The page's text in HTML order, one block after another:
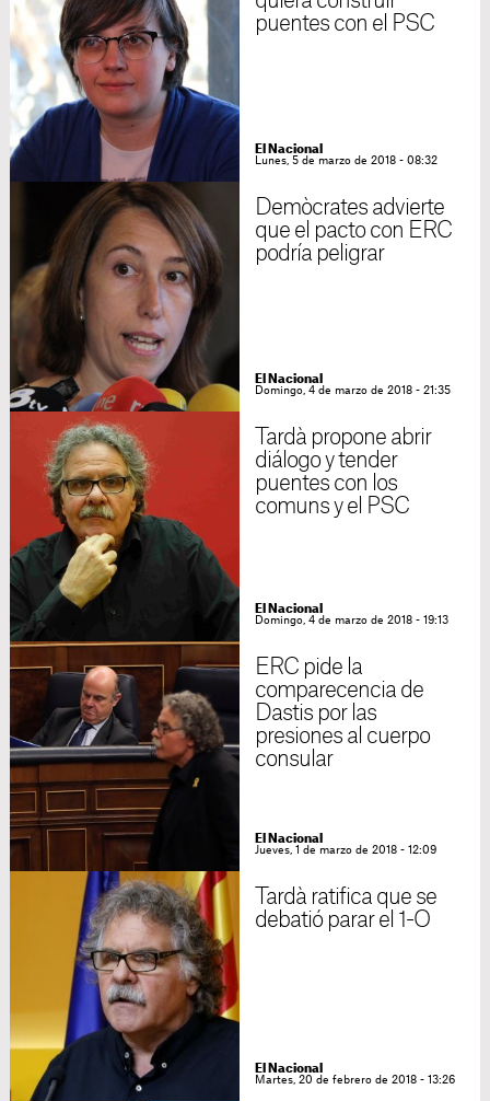
puentes con el PSC
El Nacional
Lunes, 5 de marzo de 2018 - 08:32
Demòcrates advierte
que el pacto con ERC
podría peligrar
El Nacional
Domingo, 4 de marzo de 2018 - 21:35
Tardà propone abrir
diálogo y tender
puentes con los
comuns y el PSC
El Nacional
Domingo, 4 de marzo de 2018 - 19:13
ERC pide la
comparecencia de
Dastis por las
presiones al cuerpo
consular
El Nacional
Jueves, 1 de marzo de 2018 - 12:09
Tardà ratifica que se
debatió parar el 1-O
El Nacional
Martes, 20 de febrero de 2018 - 13:26